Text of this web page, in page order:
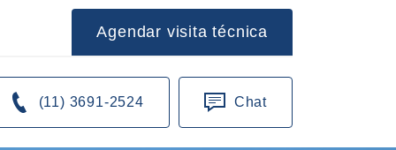
Agendar visita técnica
(11) 3691-2524 Chat